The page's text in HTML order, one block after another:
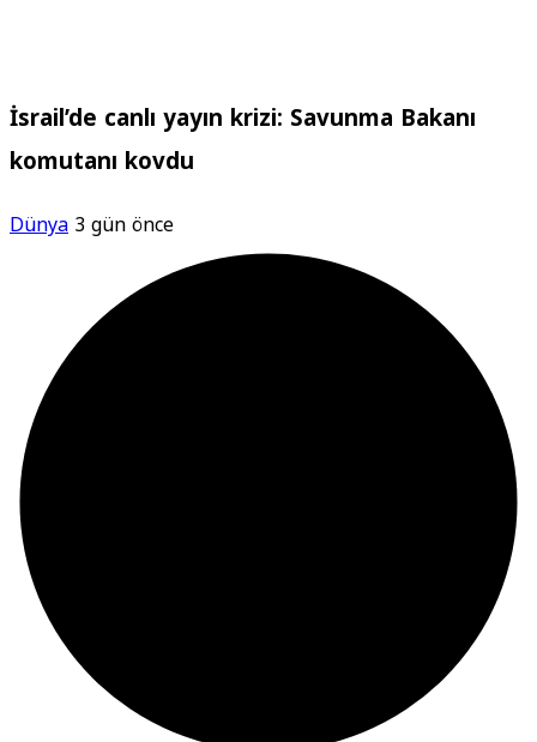
İsrail’de canlı yayın krizi: Savunma Bakanı
komutanı kovdu
Dünya3 gün önce